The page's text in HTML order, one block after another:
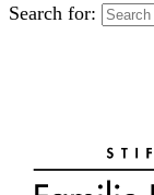
Search for: